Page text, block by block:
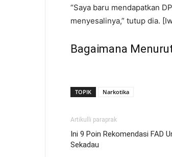
“Saya baru mendapatkan
menyesalinya,” tutup dia.
Bagaimana
TOPIK Narkotika
Artikulli paraprak
Ini 9 Poin Rekomendasi FAD
Sekadau